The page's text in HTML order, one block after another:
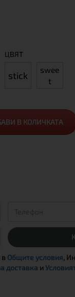
ЦВЯТ
stick
swee
t
В КОЛИЧКАТА
Общите условия,
доставка и